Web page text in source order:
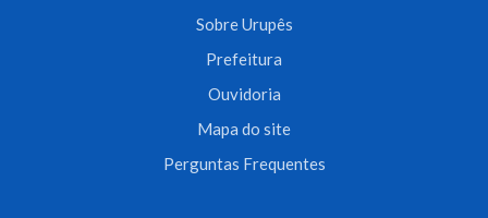
Sobre Urupês
Prefeitura
Ouvidoria
Mapa do site
Perguntas Frequentes